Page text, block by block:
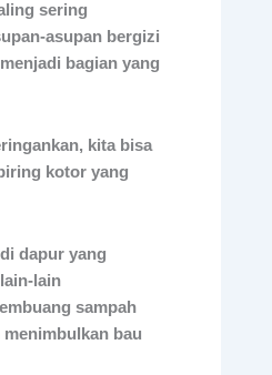
sering
asupan bergizi
bagian yang
kita bisa
kotor yang
dapur yang
lain
sampah
bau